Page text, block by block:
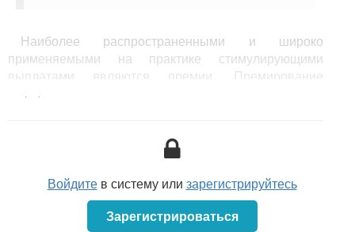
Наиболее распространенными и широко
применяемыми на практике стимулирующими
выплатами являются премии. Премирование
используется для дополнительного стимулирования
с достижением конечных результатов работы и ее
эффективностью. В одних случаях премирование
является составным элементом системы оплаты
труда (сдельно-премиальная, повременно-
премиальная и др.) и служит постоянным средством
Войдитев систему или зарегистрируйтесь
Зарегистрироваться